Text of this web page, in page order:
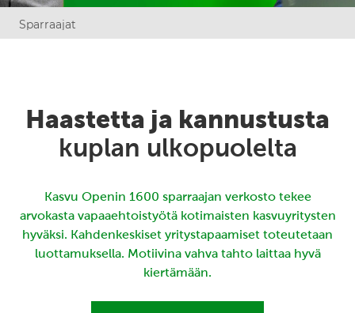
Sparraajat
Haastetta ja kannustusta
kuplan ulkopuolelta
Kasvu Openin 1600 sparraajan verkosto tekee
arvokasta vapaaehtoistyötä kotimaisten kasvuyritysten
hyväksi. Kahdenkeskiset yritystapaamiset toteutetaan
luottamuksella. Motiivina vahva tahto laittaa hyvä
kiertämään.